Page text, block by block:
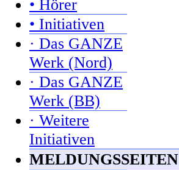
• Hörer
• Initiativen
· Das GANZE
Werk (Nord)
· Das GANZE
Werk (BB)
· Weitere
Initiativen
MELDUNGSSEITEN